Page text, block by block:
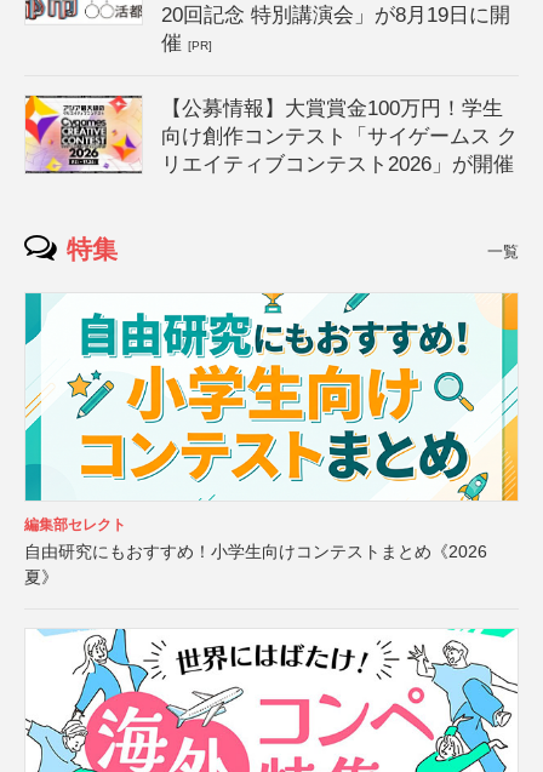
20回記念 特別講演会」が8月19日に開
催[PR]
【公募情報】大賞賞金100万円！学生
向け創作コンテスト「サイゲームス ク
リエイティブコンテスト2026」が開催
特集 一覧
編集部セレクト
自由研究にもおすすめ！小学生向けコンテストまとめ《2026
夏》